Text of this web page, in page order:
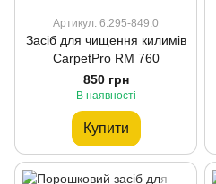
Артикул: 6.295-849.0
Засіб для чищення килимів
CarpetPro RM 760
850 грн
В наявності
Купити